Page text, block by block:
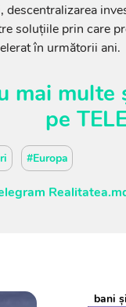
soluțiile prin care
în următorii ani.
mai
pe
#Europa
bani